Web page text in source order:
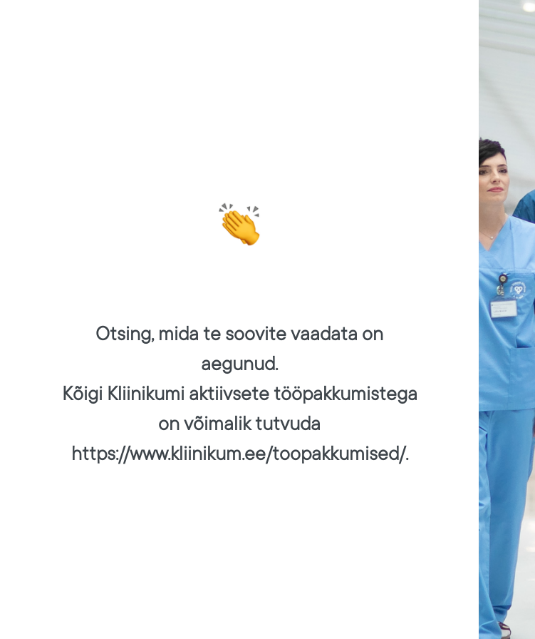
Otsing, mida te soovite vaadata on
aegunud.
Kõigi Kliinikumi aktiivsete tööpakkumistega
on võimalik tutvuda
https://www.kliinikum.ee/toopakkumised/.